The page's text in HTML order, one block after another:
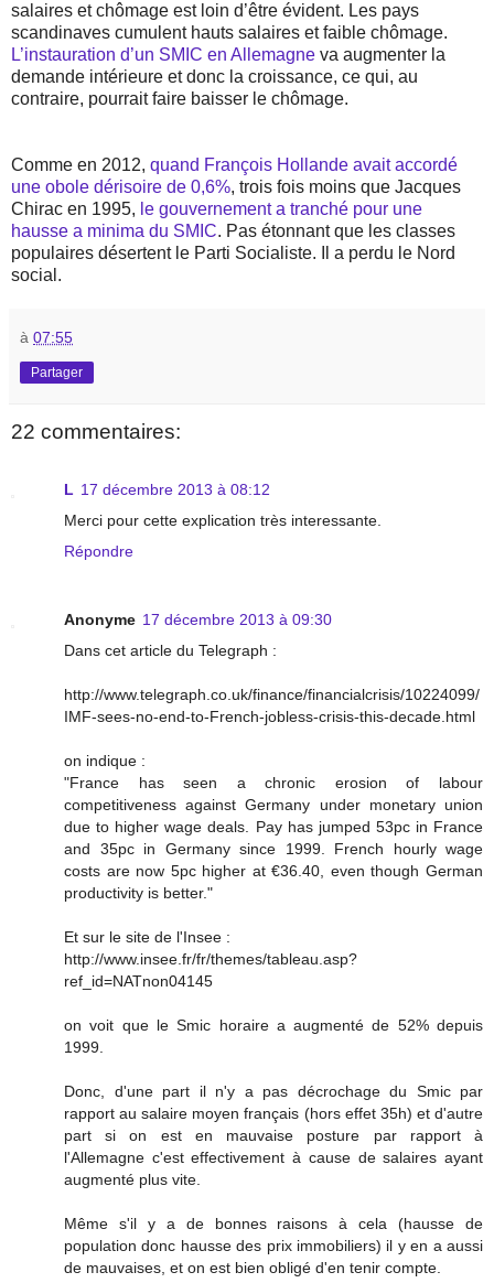
salaires et chômage est loin d’être évident. Les pays
scandinaves cumulent hauts salaires et faible chômage.
L’instauration d’un SMIC en Allemagne va augmenter la
demande intérieure et donc la croissance, ce qui, au
contraire, pourrait faire baisser le chômage.
Comme en 2012, quand François Hollande avait accordé
une obole dérisoire de 0,6%, trois fois moins que Jacques
Chirac en 1995, le gouvernement a tranché pour une
hausse a minima du SMIC. Pas étonnant que les classes
populaires désertent le Parti Socialiste. Il a perdu le Nord
social.
à 07:55
Partager
22 commentaires:
L 17 décembre 2013 à 08:12
Merci pour cette explication très interessante.
Répondre
Anonyme 17 décembre 2013 à 09:30
Dans cet article du Telegraph :
http://www.telegraph.co.uk/finance/financialcrisis/10224099/
IMF-sees-no-end-to-French-jobless-crisis-this-decade.html
on indique :
"France has seen a chronic erosion of labour
competitiveness against Germany under monetary union
due to higher wage deals. Pay has jumped 53pc in France
and 35pc in Germany since 1999. French hourly wage
costs are now 5pc higher at €36.40, even though German
productivity is better."
Et sur le site de l'Insee :
http://www.insee.fr/fr/themes/tableau.asp?
ref_id=NATnon04145
on voit que le Smic horaire a augmenté de 52% depuis
1999.
Donc, d'une part il n'y a pas décrochage du Smic par
rapport au salaire moyen français (hors effet 35h) et d'autre
part si on est en mauvaise posture par rapport à
l'Allemagne c'est effectivement à cause de salaires ayant
augmenté plus vite.
Même s'il y a de bonnes raisons à cela (hausse de
population donc hausse des prix immobiliers) il y en a aussi
de mauvaises, et on est bien obligé d'en tenir compte.